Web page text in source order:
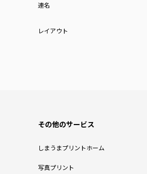
連名
レイアウト
その他のサービス
しまうまプリントホーム
写真プリント